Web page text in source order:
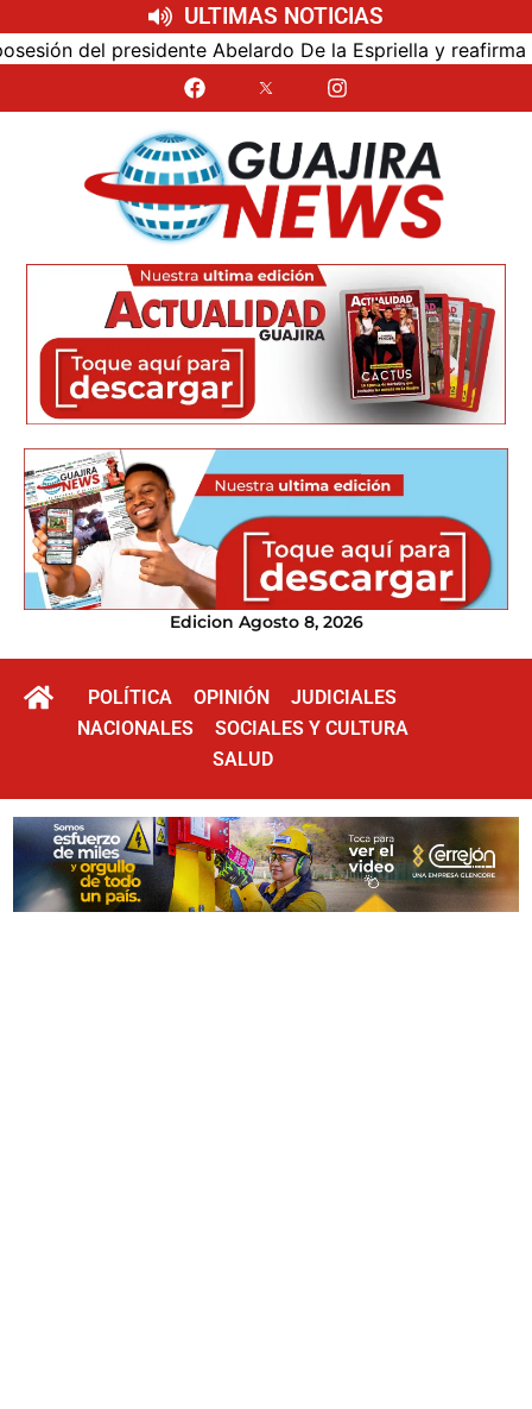
ULTIMAS NOTICIAS
del presidente Abelardo De la Espriella y reafirma su
Edicion Agosto 8, 2026
POLÍTICA OPINIÓN
JUDICIALES
NACIONALES
SOCIALES Y CULTURA
SALUD